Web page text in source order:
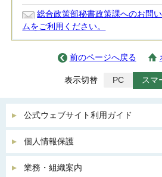
総合政策部秘書政策課へのお問
ムをご利用ください。
前のページへ戻る
表示切替 PC スマ
公式ウェブサイト利用ガイド
個人情報保護
業務・組織案内